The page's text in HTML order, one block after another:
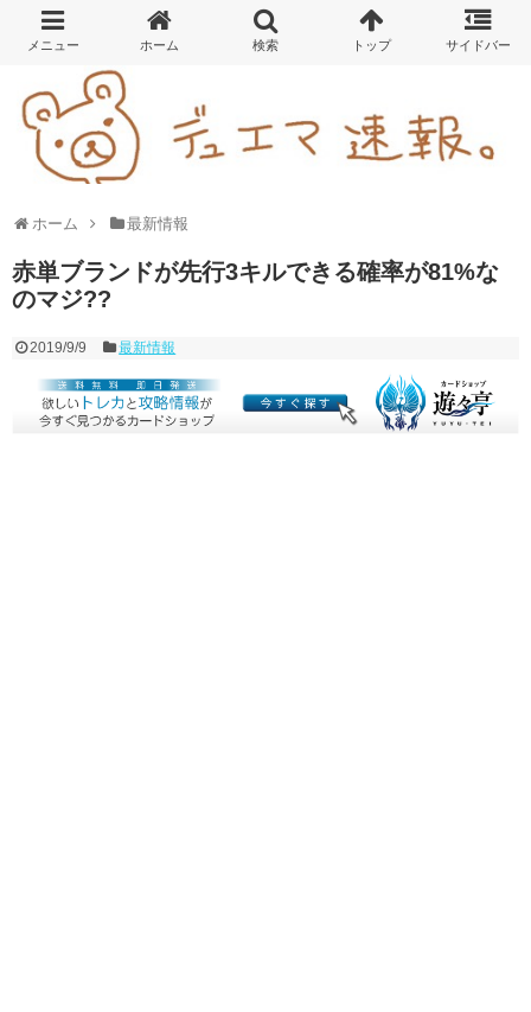
ホーム 最新情報
赤単ブランドが先行3キルできる確率が81%な
のマジ??
2019/9/9 最新情報